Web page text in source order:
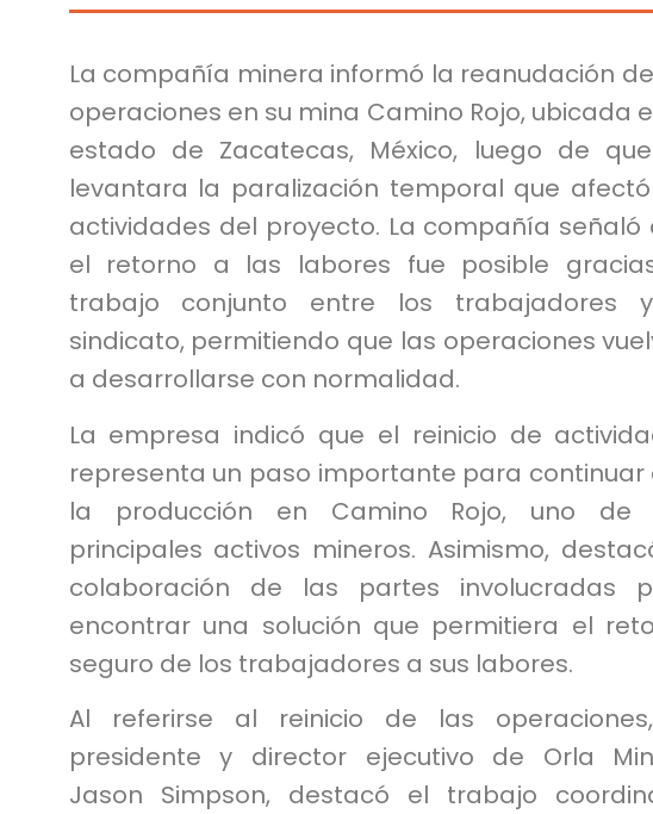
La compañía minera informó la reanudación
operaciones en su mina Camino Rojo, ubicada
estado de Zacatecas, México, luego de
levantara la paralización temporal que
actividades del proyecto. La compañía señaló
el retorno a las labores fue posible
trabajo conjunto entre los trabajadores
sindicato, permitiendo que las operaciones
a desarrollarse con normalidad.
La empresa indicó que el reinicio de
representa un paso importante para continuar
la producción en Camino Rojo, uno de
principales activos mineros. Asimismo,
colaboración de las partes involucradas
encontrar una solución que permitiera el
seguro de los trabajadores a sus labores.
Al referirse al reinicio de las
presidente y director ejecutivo de Orla
Jason Simpson, destacó el trabajo